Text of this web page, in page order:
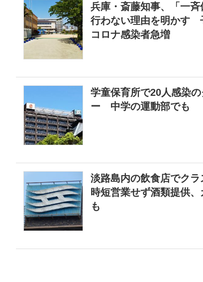
兵庫・斎藤知事、「一斉
行わない理由を明かす
コロナ感染者急増
学童保育所で20人感染の
ー 中学の運動部でも
淡路島内の飲食店でク
時短営業せず酒類提供、
も